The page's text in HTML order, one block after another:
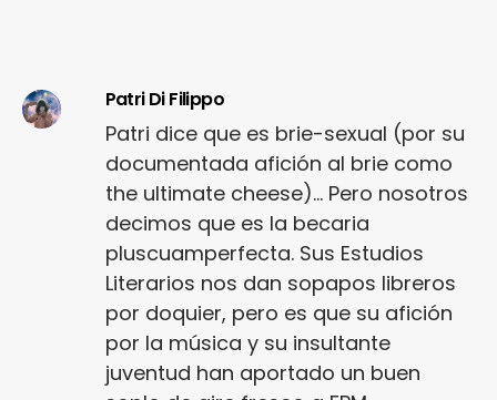
Patri Di Filippo
Patri dice que es brie-sexual (por su
documentada afición al brie como
the ultimate cheese)... Pero nosotros
decimos que es la becaria
pluscuamperfecta. Sus Estudios
Literarios nos dan sopapos libreros
por doquier, pero es que su afición
por la música y su insultante
juventud han aportado un buen